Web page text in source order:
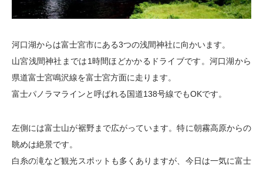
河口湖からは富士宮市にある3つの浅間神社に向かいます。
山宮浅間神社までは1時間ほどかかるドライブです。河口湖から
県道富士宮鳴沢線を富士宮方面に走ります。
富士パノラマラインと呼ばれる国道138号線でもOKです。
左側には富士山が裾野まで広がっています。特に朝霧高原からの
眺めは絶景です。
白糸の滝など観光スポットも多くありますが、今日は一気に富士